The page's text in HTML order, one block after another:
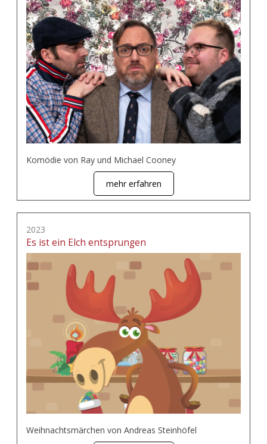
Komödie von Ray und Michael Cooney
mehr erfahren
2023
Es ist ein Elch entsprungen
Weihnachtsmärchen von Andreas Steinhöfel